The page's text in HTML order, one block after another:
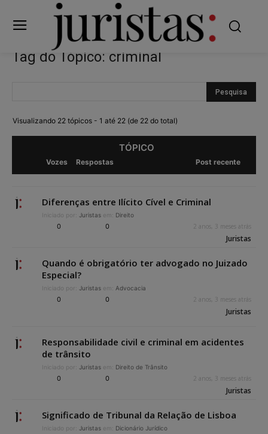
Tag do Tópico: criminal
Visualizando 22 tópicos - 1 até 22 (de 22 do total)
TÓPICO
Vozes Respostas Post recente
Diferenças entre Ilícito Cível e Criminal
Iniciado por: Juristas em: Direito
0 0 2 anos, 3 meses atrás
Juristas
Quando é obrigatório ter advogado no Juizado
Especial?
Iniciado por: Juristas em: Advocacia
0 0 2 anos, 3 meses atrás
Juristas
Responsabilidade civil e criminal em acidentes
de trânsito
Iniciado por: Juristas em: Direito de Trânsito
0 0 2 anos, 3 meses atrás
Juristas
Significado de Tribunal da Relação de Lisboa
Iniciado por: Juristas em: Dicionário Jurídico